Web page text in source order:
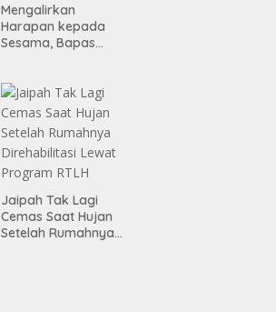
Mengalirkan
Harapan kepada
Sesama, Bapas
Kemerdekaan
Melalui Aksi Donor
Darah
Jaipah Tak Lagi
Cemas Saat Hujan
Setelah Rumahnya